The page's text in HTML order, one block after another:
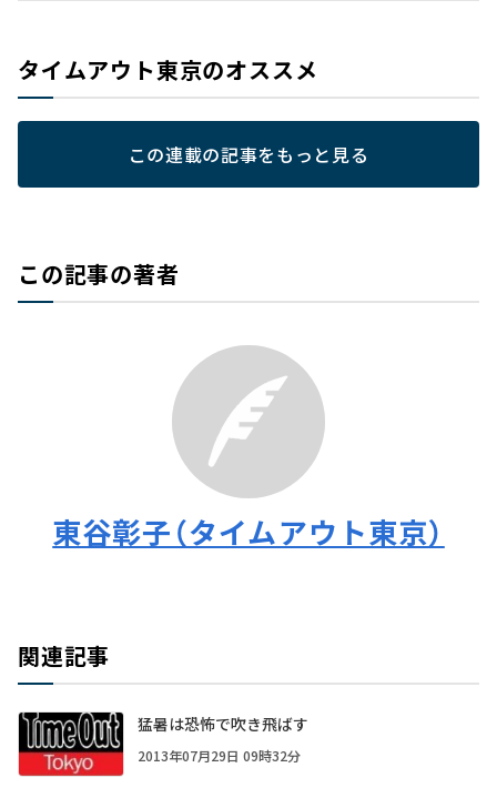
タイムアウト東京のオススメ
この連載の記事をもっと見る
この記事の著者
東谷彰子（タイムアウト東京）
関連記事
猛暑は恐怖で吹き飛ばす
2013年07月29日 09時32分